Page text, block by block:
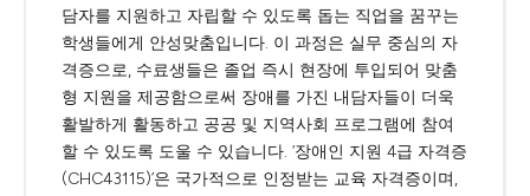
담자를 지원하고 자립할 수 있도록 돕는 직업을 꿈꾸는
학생들에게 안성맞춤입니다. 이 과정은 실무 중심의 자
격증으로, 수료생들은 졸업 즉시 현장에 투입되어 맞춤
형 지원을 제공함으로써 장애를 가진 내담자들이 더욱
활발하게 활동하고 공공 및 지역사회 프로그램에 참여
할 수 있도록 도울 수 있습니다. ‘장애인 지원 4급 자격증
(CHC43115)’은 국가적으로 인정받는 교육 자격증이며,